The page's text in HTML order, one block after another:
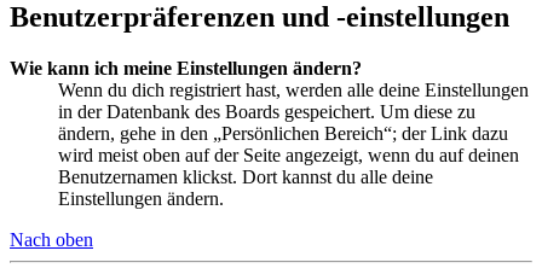
Benutzerpräferenzen und -einstellungen
Wie kann ich meine Einstellungen ändern?
Wenn du dich registriert hast, werden alle deine Einstellungen
in der Datenbank des Boards gespeichert. Um diese zu
ändern, gehe in den „Persönlichen Bereich“; der Link dazu
wird meist oben auf der Seite angezeigt, wenn du auf deinen
Benutzernamen klickst. Dort kannst du alle deine
Einstellungen ändern.
Nach oben